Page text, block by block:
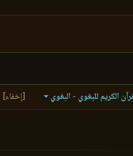
الكريم للبغوي - البغوي [إخفاء]